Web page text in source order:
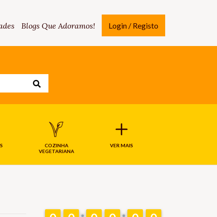
Blogs Que Adoramos! Login / Registo
COZINHA
VEGETARIANA
VER MAIS